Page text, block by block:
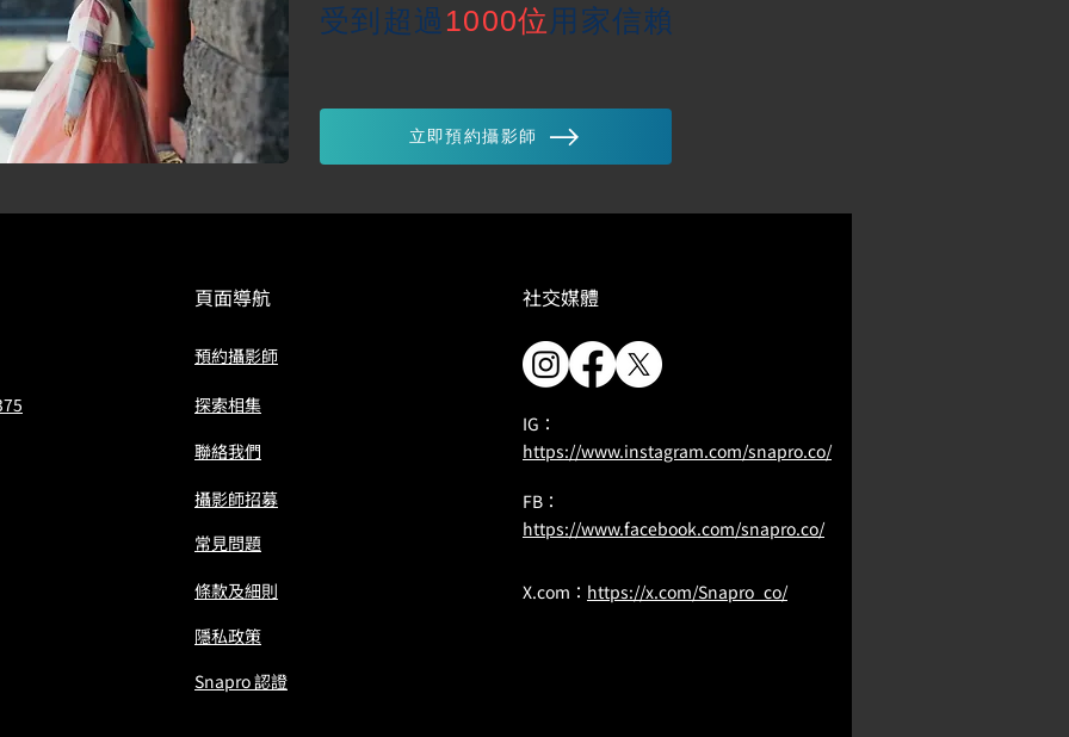
受到超過 1000位 用家信賴
立即預約攝影師
頁面導航
預約攝影師
​探索相集
聯絡我們
攝影師招募
常見問題
條款及細則
隱私政策
Snapro 認證
​社交媒體
IG：
https://www.instagram.com/snapro.co/
FB：
https://www.facebook.com/snapro.co/
X.com： https://x.com/Snapro_co/